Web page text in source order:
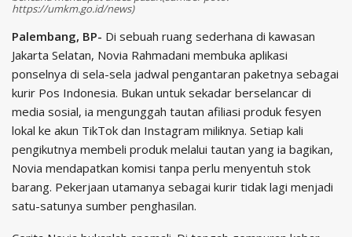
https://umkm.go.id/news)
Palembang, BP- Di sebuah ruang sederhana di kawasan
Jakarta Selatan, Novia Rahmadani membuka aplikasi
ponselnya di sela-sela jadwal pengantaran paketnya sebagai
kurir Pos Indonesia. Bukan untuk sekadar berselancar di
media sosial, ia mengunggah tautan afiliasi produk fesyen
lokal ke akun TikTok dan Instagram miliknya. Setiap kali
pengikutnya membeli produk melalui tautan yang ia bagikan,
Novia mendapatkan komisi tanpa perlu menyentuh stok
barang. Pekerjaan utamanya sebagai kurir tidak lagi menjadi
satu-satunya sumber penghasilan.